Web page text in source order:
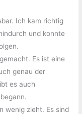
Ich kam richtig
und konnte
Es ist eine
genau der
es auch
wenig zieht. Es sind